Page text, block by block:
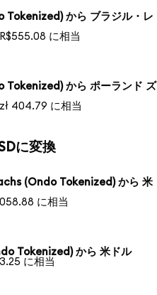
Tokenized) から ブラジル・レ
に相当
Tokenized) から ポーランド ズ
404.79 に相当
に変換
(Ondo Tokenized) から 米
に相当
Tokenized) から 米ドル
に相当